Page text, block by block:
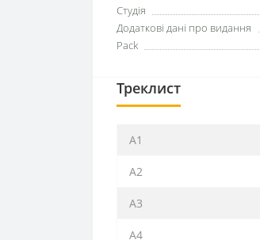
Студія
Додаткові дані про видання
Pack
Треклист
A1
A2
A3
A4